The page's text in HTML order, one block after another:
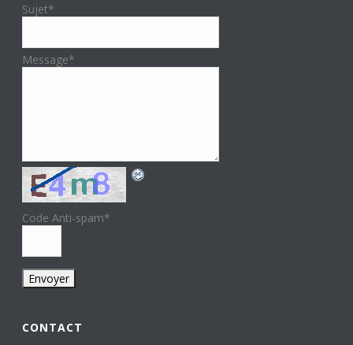
Sujet*
Message*
Code Anti-spam*
CONTACT